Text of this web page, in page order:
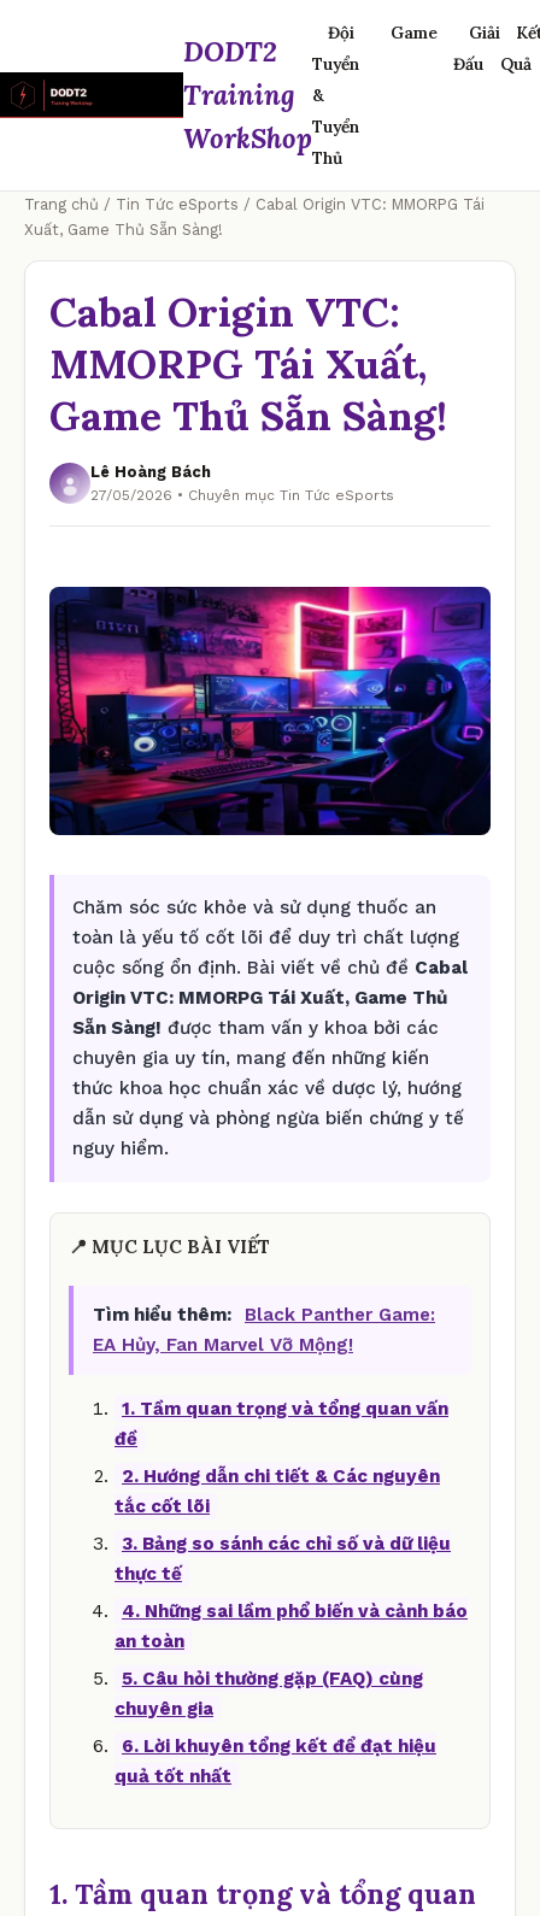
DODT2
Training
WorkShop
Đội
Tuyển
&
Tuyển
Thủ
Game
Giải
Đấu
Quả
Trang chủ / Tin Tức eSports / Cabal Origin VTC: MMORPG Tái
Xuất, Game Thủ Sẵn Sàng!
Cabal Origin VTC:
MMORPG Tái Xuất,
Game Thủ Sẵn Sàng!
Lê Hoàng Bách
27/05/2026 • Chuyên mục Tin Tức eSports
Chăm sóc sức khỏe và sử dụng thuốc an
toàn là yếu tố cốt lõi để duy trì chất lượng
cuộc sống ổn định. Bài viết về chủ đề Cabal
Origin VTC: MMORPG Tái Xuất, Game Thủ
Sẵn Sàng! được tham vấn y khoa bởi các
chuyên gia uy tín, mang đến những kiến
thức khoa học chuẩn xác về dược lý, hướng
dẫn sử dụng và phòng ngừa biến chứng y tế
nguy hiểm.
📍 MỤC LỤC BÀI VIẾT
Tìm hiểu thêm:
Black Panther Game:
EA Hủy, Fan Marvel Vỡ Mộng!
1. Tầm quan trọng và tổng quan vấn
đề
2. Hướng dẫn chi tiết & Các nguyên
tắc cốt lõi
3. Bảng so sánh các chỉ số và dữ liệu
thực tế
4. Những sai lầm phổ biến và cảnh báo
an toàn
5. Câu hỏi thường gặp (FAQ) cùng
chuyên gia
6. Lời khuyên tổng kết để đạt hiệu
quả tốt nhất
1. Tầm quan trọng và tổng quan